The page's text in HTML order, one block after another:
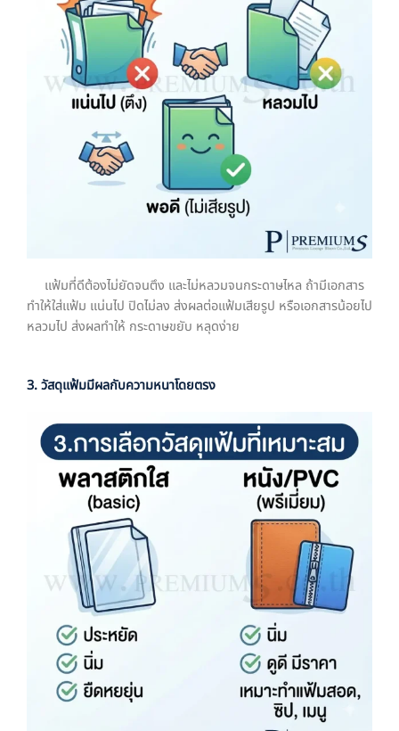
แฟ้มที่ดีต้องไม่ยัดจนตึง และไม่หลวมจนกระดาษไหล ถ้ามีเอกสาร
ทำให้ใส่แฟ้ม แน่นไป ปิดไม่ลง ส่งผลต่อแฟ้มเสียรูป หรือเอกสารน้อยไป
หลวมไป ส่งผลทำให้ กระดาษขยับ หลุดง่าย
3. วัสดุแฟ้มมีผลกับความหนาโดยตรง